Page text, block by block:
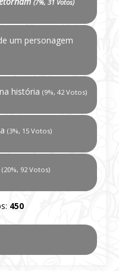
(7%, 31 Votos)
um personagem
história (9%, 42 Votos)
(3%, 15 Votos)
(20%, 92 Votos)
450